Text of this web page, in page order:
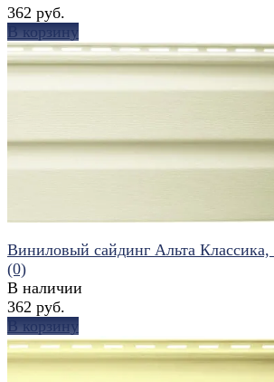
362 руб.
В корзину
Виниловый сайдинг Альта
(0)
В наличии
362 руб.
В корзину